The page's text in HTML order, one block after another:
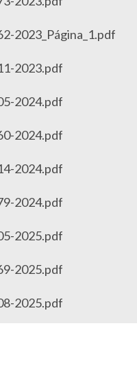
2023_Página_1.pdf
2023.pdf
2024.pdf
2024.pdf
2024.pdf
2024.pdf
2025.pdf
2025.pdf
2025.pdf